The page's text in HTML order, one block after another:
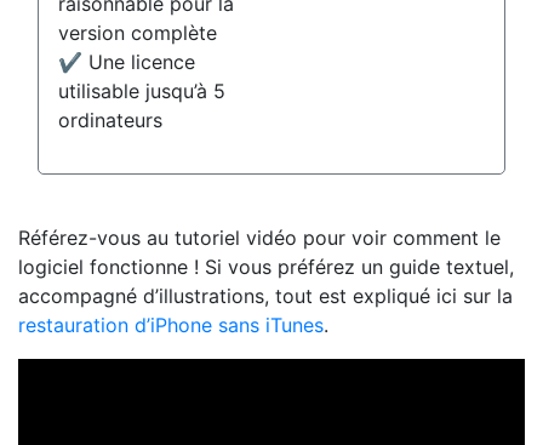
version complète
✔️ Une licence
utilisable jusqu’à 5
ordinateurs
Référez-vous au tutoriel vidéo pour voir comment le
logiciel fonctionne ! Si vous préférez un guide textuel,
accompagné d’illustrations, tout est expliqué ici sur la
restauration d’iPhone sans iTunes.